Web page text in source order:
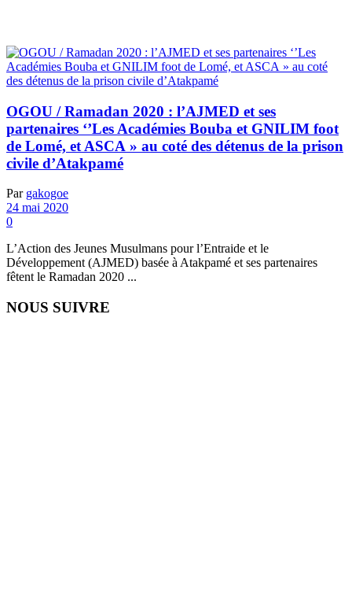
OGOU / Ramadan 2020 : l’AJMED et ses
partenaires ‘’Les Académies Bouba et GNILIM foot
de Lomé, et ASCA » au coté des détenus de la prison
civile d’Atakpamé
Par gakogoe
24 mai 2020
0
L’Action des Jeunes Musulmans pour l’Entraide et le
Développement (AJMED) basée à Atakpamé et ses partenaires
fêtent le Ramadan 2020 ...
NOUS SUIVRE